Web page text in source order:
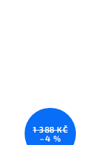
1 388 KČ
–4 %